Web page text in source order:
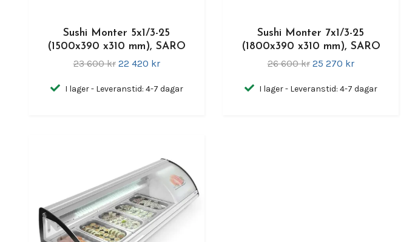
Sushi Monter 5x1/3-25
(1500x390 x310 mm), SARO
23 600 kr 22 420 kr
I lager - Leveranstid: 4-7 dagar
Sushi Monter 7x1/3-25
(1800x390 x310 mm), SARO
26 600 kr 25 270 kr
I lager - Leveranstid: 4-7 dagar